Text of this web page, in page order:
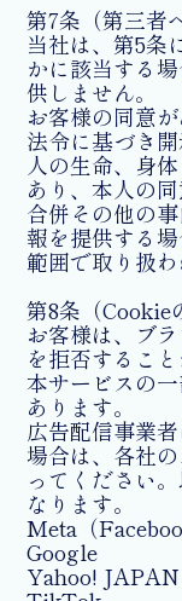
第7条（第三者
当社は、第5条
かに該当する
供しません。
お客様の同意
法令に基づき
人の生命、身
あり、本人の
合併その他の
報を提供する
範囲で取り扱
第8条（Cookie
お客様は、ブ
を拒否するこ
本サービスの
あります。
広告配信事業
場合は、各社
ってください
なります。
Meta（
Google
Yahoo! JAPAN